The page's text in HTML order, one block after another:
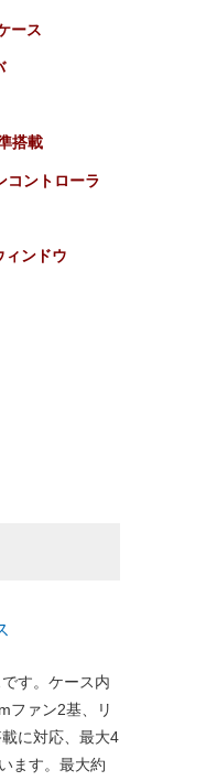
ース
搭載
コントローラ
ィンドウ
す。ケース内
ファン2基、リ
に対応、最大4
ます。最大約